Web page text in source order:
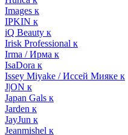
Images к
IPKIN к
iQ Beauty к
Irisk Professional к
Irma / Ирма к
IsaDora к
Issey Miyake / Иссей Мияке к
J|ON к
Japan Gals к
Jarden к
JayJun к
Jeanmishel к